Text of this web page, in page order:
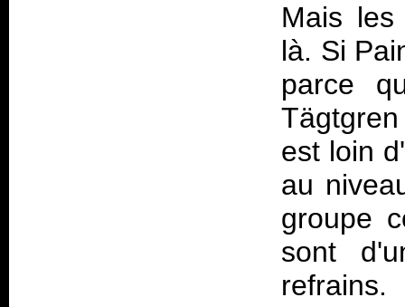
Mais les
là. Si
parce
est loin
au
groupe
sont